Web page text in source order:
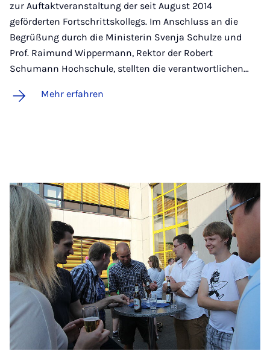
zur Auftaktveranstaltung der seit August 2014
geförderten Fortschrittskollegs. Im Anschluss an die
Begrüßung durch die Ministerin Svenja Schulze und
Prof. Raimund Wippermann, Rektor der Robert
Schumann Hochschule, stellten die verantwortlichen…
Mehr erfahren